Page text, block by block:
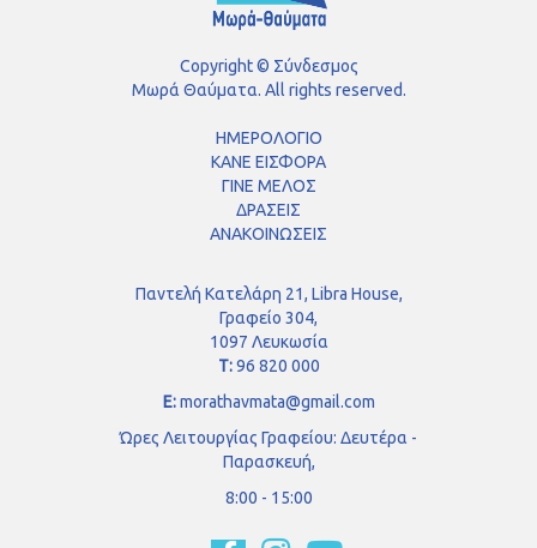
Copyright © Σύνδεσμος
Μωρά Θαύματα. All rights reserved.
ΗΜΕΡΟΛΟΓΙΟ
ΚΑΝΕ ΕΙΣΦΟΡΑ
ΓΙΝΕ ΜΕΛΟΣ
ΔΡΑΣΕΙΣ
ΑΝΑΚΟΙΝΩΣΕΙΣ
Παντελή Κατελάρη 21, Libra House,
Γραφείο 304,
1097 Λευκωσία
Τ:96 820 000
E:morathavmata@gmail.com
Ώρες Λειτουργίας Γραφείου: Δευτέρα -
Παρασκευή,
8:00 - 15:00